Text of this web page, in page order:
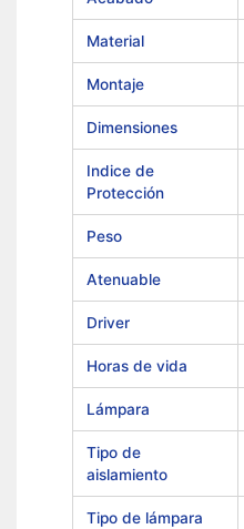
Material
Montaje
Dimensiones
Indice de
Protección
Peso
Atenuable
Driver
Horas de vida
Lámpara
Tipo de
aislamiento
Tipo de lámpara